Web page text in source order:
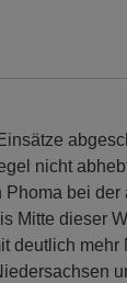
nicht
bei
Mitte dieser
deutlich